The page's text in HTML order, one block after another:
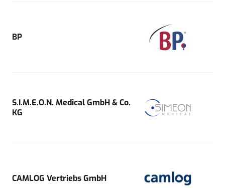
BP
S.I.M.E.O.N. Medical GmbH & Co.
KG
CAMLOG Vertriebs GmbH